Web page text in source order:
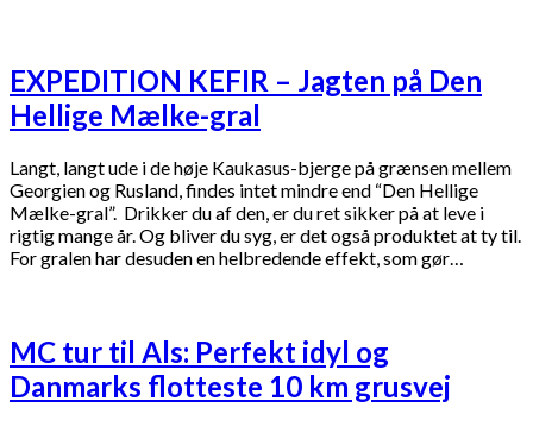
EXPEDITION KEFIR – Jagten på Den
Hellige Mælke-gral
Langt, langt ude i de høje Kaukasus-bjerge på grænsen mellem
Georgien og Rusland, findes intet mindre end “Den Hellige
Mælke-gral”. Drikker du af den, er du ret sikker på at leve i
rigtig mange år. Og bliver du syg, er det også produktet at ty til.
For gralen har desuden en helbredende effekt, som gør…
MC tur til Als: Perfekt idyl og
Danmarks flotteste 10 km grusvej